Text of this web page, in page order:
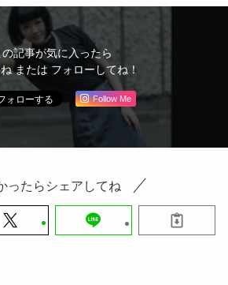
の記事が気に入ったら
または フォローしてね！
Follow Me
ったらシェアしてね